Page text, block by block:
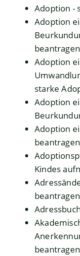
Adoption -
Adoption
beantragen
Adoption
starke
Adoption
Adoption
beantragen
Kindes
beantragen
beantragen